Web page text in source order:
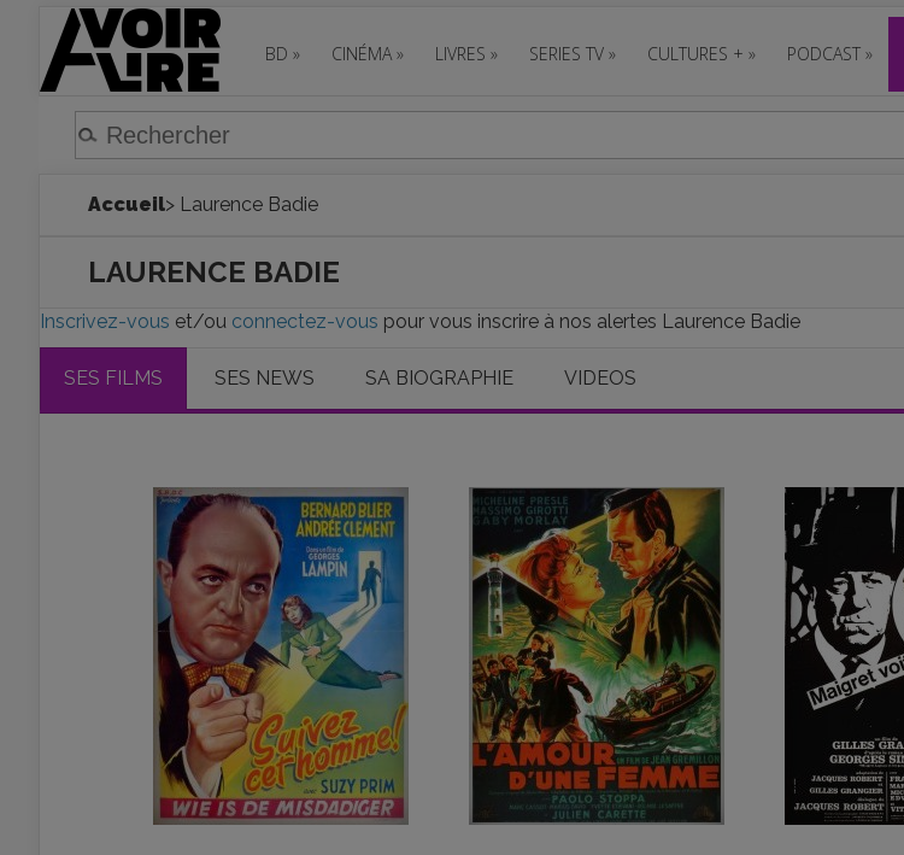
BD » CINÉMA » LIVRES » SERIES TV » CULTURES + » PODCAST »
Accueil> Laurence Badie
LAURENCE BADIE
Inscrivez-vous et/ou connectez-vous pour vous inscrire à nos alertes Laurence Badie
SES FILMS SES NEWS SA BIOGRAPHIE VIDEOS